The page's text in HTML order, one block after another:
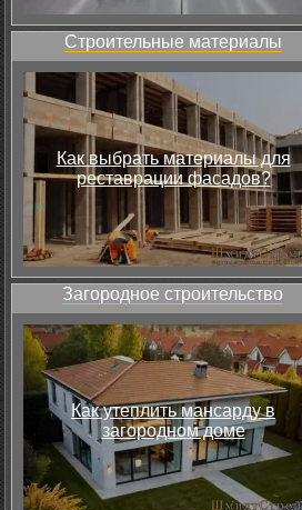
Строительные материалы
Как выбрать материалы для
реставрации фасадов?
Загородное строительство
Как утеплить мансарду в
загородном доме